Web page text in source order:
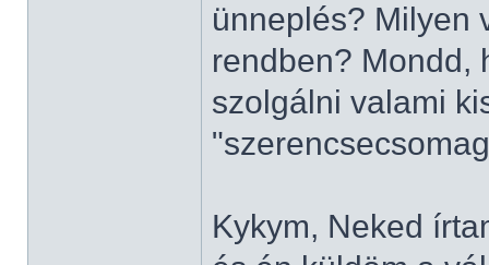
ünneplés? Milyen
rendben? Mondd,
szolgálni valami
Kykym, Neked